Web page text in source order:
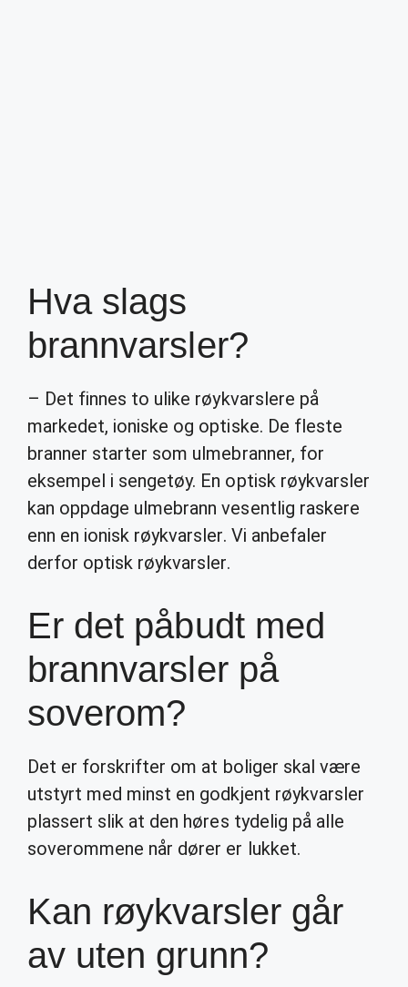
Hva slags
brannvarsler?
– Det finnes to ulike røykvarslere på
markedet, ioniske og optiske. De fleste
branner starter som ulmebranner, for
eksempel i sengetøy. En optisk røykvarsler
kan oppdage ulmebrann vesentlig raskere
enn en ionisk røykvarsler. Vi anbefaler
derfor optisk røykvarsler.
Er det påbudt med
brannvarsler på
soverom?
Det er forskrifter om at boliger skal være
utstyrt med minst en godkjent røykvarsler
plassert slik at den høres tydelig på alle
soverommene når dører er lukket.
Kan røykvarsler går
av uten grunn?